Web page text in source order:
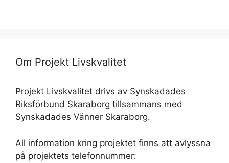
Om Projekt Livskvalitet
Projekt Livskvalitet drivs av Synskadades
Riksförbund Skaraborg tillsammans med
Synskadades Vänner Skaraborg.
All information kring projektet finns att avlyssna
på projektets telefonnummer: